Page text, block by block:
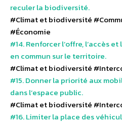
reculer la biodiversité.
#Climat et biodiversité
#Économie
#14. Renforcer l’offre, l’accès
en commun sur le territoire.
#Climat et biodiversité
#15. Donner la priorité aux
dans l’espace public.
#Climat et biodiversité
#16. Limiter la place des